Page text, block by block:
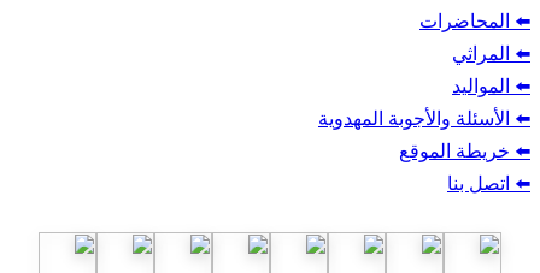
⬅️ المحاضرات
⬅️ المراثي
⬅️ المواليد
⬅️ الأسئلة والأجوبة المهدوية
⬅️ خريطة الموقع
⬅️ اتصل بنا